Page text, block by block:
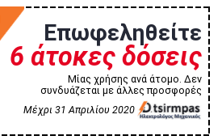
Επωφεληθείτε
6 άτοκες δόσεις
Μίας χρήσης ανά άτομο. Δεν
συνδυάζεται με άλλες προσφορές
Mέχρι 31 Απριλίου 2020